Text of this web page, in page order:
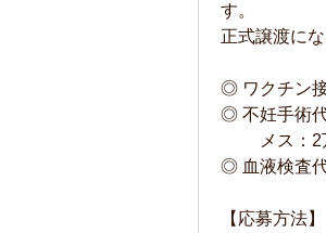
す。
正式譲渡に
◎ ワクチン
◎ 不妊手術
メス：2万
◎ 血液検査
【応募方法】